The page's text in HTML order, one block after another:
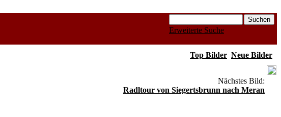
Erweiterte Suche
Top Bilder Neue Bilder
Nächstes Bild:
Radltour von Siegertsbrunn nach Meran